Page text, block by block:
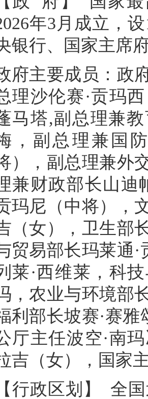
年3月成立，
银行、国家主席
府主要成员：政
理沙伦赛·贡玛
马塔,副总理兼
，副总理兼国
），副总理兼外
兼财政部长山迪
玛尼（中将），
（女），卫生部
贸易部长玛莱通
莱·西维莱，科
，农业与环境部
利部长坡赛·赛
厅主任波空·南
吉（女），国家
【行政区划】 全